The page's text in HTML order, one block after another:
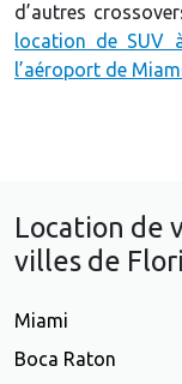
d’autres
location de SUV
l’aéroport de
Location de
villes de
Miami
Boca Raton